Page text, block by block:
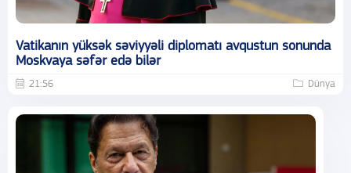
Vatikanın yüksək səviyyəli diplomatı avqustun sonunda
Moskvaya səfər edə bilər
21:56 Dünya